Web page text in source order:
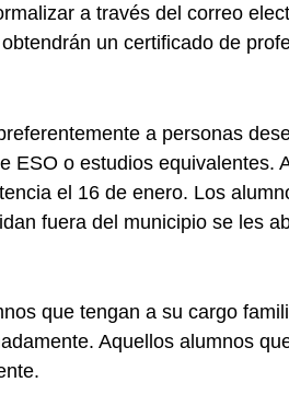
a través del correo
un certificado de
a personas
ESO o estudios equivalentes.
el 16 de enero. Los
fuera del municipio se les
que tengan a su cargo
Aquellos alumnos